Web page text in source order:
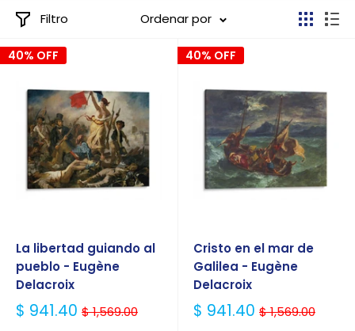
Filtro Ordenar por
40% OFF
La libertad guiando al
pueblo - Eugène
Delacroix
Precio
$ 941.40 $ 1,569.00
40% OFF
Cristo en el mar de
Galilea - Eugène
Delacroix
Precio
$ 941.40 $ 1,569.00